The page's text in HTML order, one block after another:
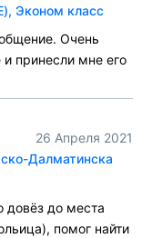
Эконом класс
Очень
принесли мне его
26 Апреля 2021
Далматинска
довёз до места
помог найти